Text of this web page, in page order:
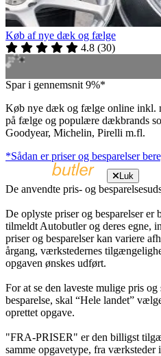
Køb af nye dæk og fælge
4.8 (30)
Spar i gennemsnit 9%*
Køb nye dæk og fælge online inkl.
på fælge og populære dækbrands
Goodyear, Michelin, Pirelli m.fl.
*Sådan er priser og besparelser
Luk
De anvendte pris- og
De oplyste priser og besparelser er
tilmeldt Autobutler og deres egne,
priser og besparelser kan variere
årgang, værkstedernes
opgaven ønskes udført.
For at se den laveste mulige pris
besparelse, skal “Hele landet”
oprettet opgave.
"FRA-PRISER" er den billigst
samme opgavetype, fra værksteder